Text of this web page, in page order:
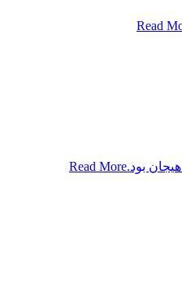
Read
بود.Read More